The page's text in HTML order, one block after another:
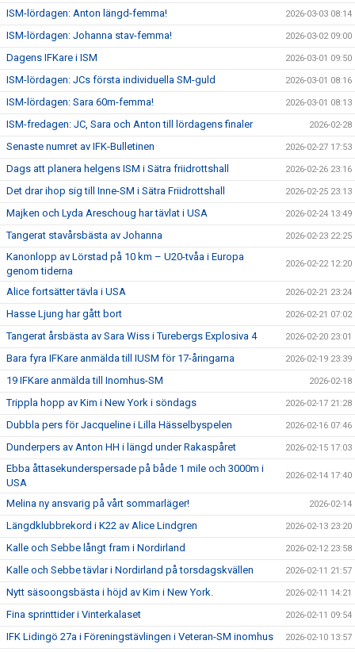
ISM-lördagen: Anton längd-femma! 2026-03-03 08:14
ISM-lördagen: Johanna stav-femma! 2026-03-02 09:00
Dagens IFKare i ISM 2026-03-01 09:50
ISM-lördagen: JCs första individuella SM-guld 2026-03-01 08:16
ISM-lördagen: Sara 60m-femma! 2026-03-01 08:13
ISM-fredagen: JC, Sara och Anton till lördagens finaler 2026-02-28
Senaste numret av IFK-Bulletinen 2026-02-27 17:53
Dags att planera helgens ISM i Sätra friidrottshall 2026-02-26 23:16
Det drar ihop sig till Inne-SM i Sätra Friidrottshall 2026-02-25 23:13
Majken och Lyda Areschoug har tävlat i USA 2026-02-24 13:49
Tangerat stavårsbästa av Johanna 2026-02-23 22:25
Kanonlopp av Lörstad på 10 km – U20-tvåa i Europa
genom tiderna
2026-02-22 12:20
Alice fortsätter tävla i USA 2026-02-21 23:24
Hasse Ljung har gått bort 2026-02-21 07:02
Tangerat årsbästa av Sara Wiss i Turebergs Explosiva 4 2026-02-20 23:01
Bara fyra IFKare anmälda till IUSM för 17-åringarna 2026-02-19 23:39
19 IFKare anmälda till Inomhus-SM 2026-02-18
Trippla hopp av Kim i New York i söndags 2026-02-17 21:28
Dubbla pers för Jacqueline i Lilla Hässelbyspelen 2026-02-16 07:46
Dunderpers av Anton HH i längd under Rakaspåret 2026-02-15 17:03
Ebba åttasekunderspersade på både 1 mile och 3000m i
USA
2026-02-14 17:40
Melina ny ansvarig på vårt sommarläger! 2026-02-14
Längdklubbrekord i K22 av Alice Lindgren 2026-02-13 23:20
Kalle och Sebbe långt fram i Nordirland 2026-02-12 23:58
Kalle och Sebbe tävlar i Nordirland på torsdagskvällen 2026-02-11 21:57
Nytt säsoongsbästa i höjd av Kim i New York. 2026-02-11 14:21
Fina sprinttider i Vinterkalaset 2026-02-11 09:54
IFK Lidingö 27a i Föreningstävlingen i Veteran-SM inomhus 2026-02-10 13:57